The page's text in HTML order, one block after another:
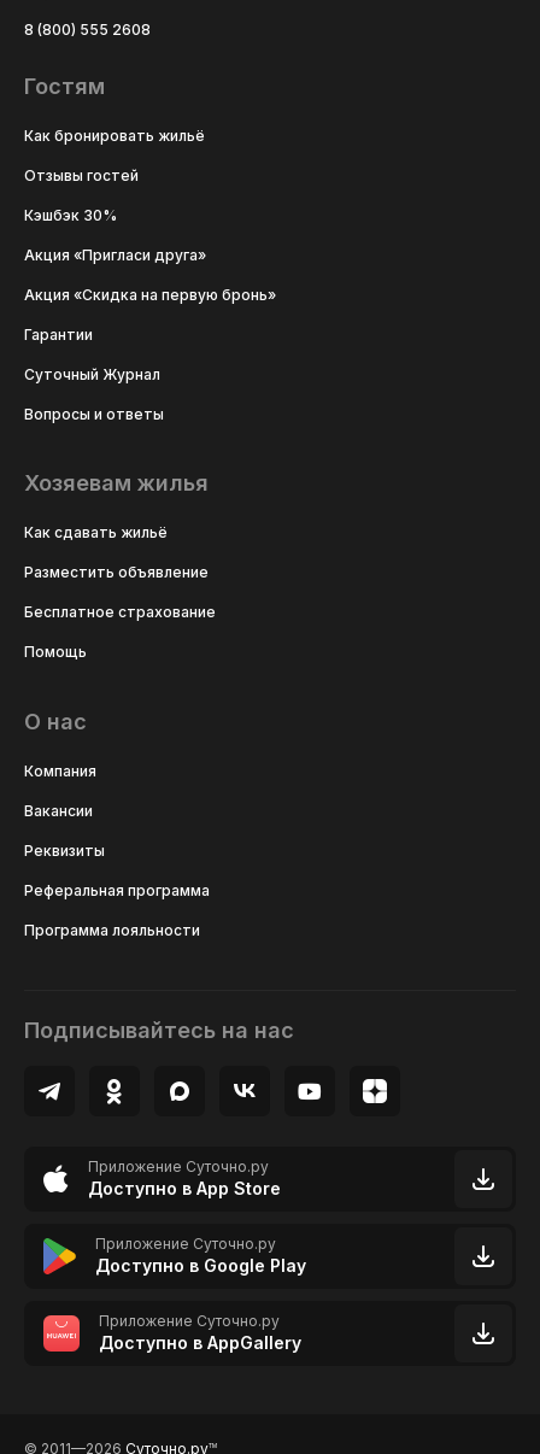
8 (800) 555 2608
Гостям
Как бронировать жильё
Отзывы гостей
Кэшбэк 30%
Акция «Пригласи друга»
Акция «Скидка на первую бронь»
Гарантии
Суточный Журнал
Вопросы и ответы
Хозяевам жилья
Как сдавать жильё
Разместить объявление
Бесплатное страхование
Помощь
О нас
Компания
Вакансии
Реквизиты
Реферальная программа
Программа лояльности
Подписывайтесь на нас
Приложение Суточно.ру
Доступно в App Store
Приложение Суточно.ру
Доступно в Google Play
Приложение Суточно.ру
Доступно в AppGallery
© 2011—2026 Суточно.руTM